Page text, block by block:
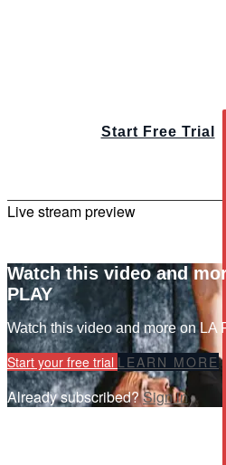
Start Free Trial
Live stream preview
Watch this video and
PLAY
Watch this video and more on LA
Start your free trial LEARN MORE
Already subscribed?Sign in